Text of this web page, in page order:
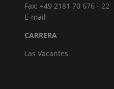
Fax: +49 2181 70 676 - 22
E-mail
CARRERA
Las Vacantes